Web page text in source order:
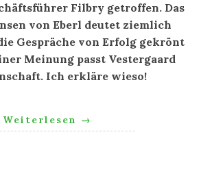
Filbry getroffen. Das
von Eberl deutet ziemlich
Gespräche von Erfolg gekrönt
Meinung passt Vestergaard
Ich erkläre wieso!
Weiterlesen →